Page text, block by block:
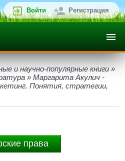
Войти Регистрация
и научно-популярные книги »
» Маргарита Акулич -
Понятия, стратегии,
права